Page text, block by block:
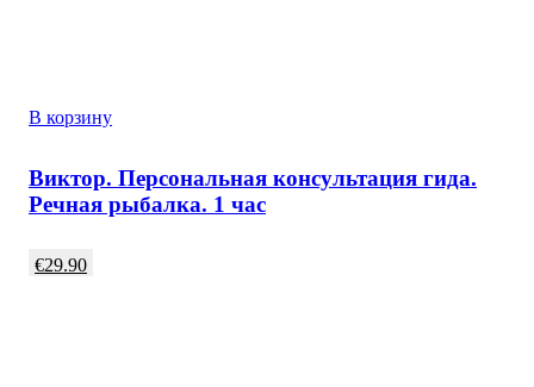
В корзину
Виктор. Персональная консультация гида.
Речная рыбалка. 1 час
€29.90